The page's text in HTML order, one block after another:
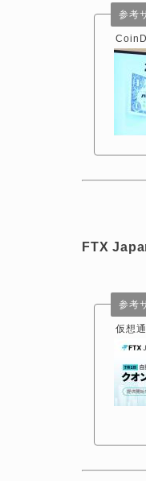
参考
FTX
仮想
参考